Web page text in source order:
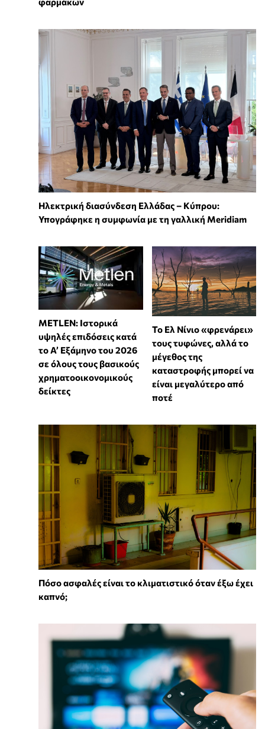
Ηλεκτρική διασύνδεση Ελλάδας – Κύπρου:
Υπογράφηκε η συμφωνία με τη γαλλική Meridiam
METLEN: Ιστορικά
υψηλές επιδόσεις κατά
το Α’ Εξάμηνο του 2026
σε όλους τους βασικούς
χρηματοοικονομικούς
δείκτες
Το Ελ Νίνιο «φρενάρει»
τους τυφώνες, αλλά το
μέγεθος της
καταστροφής μπορεί να
είναι μεγαλύτερο από
ποτέ
Πόσο ασφαλές είναι το κλιματιστικό όταν έξω έχει
καπνό;